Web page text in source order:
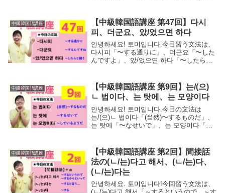
으로 똑똑히 봤다니...
中級韓国語講座
【中級韓国語講座 第47回】다시
피、더군요、았/었으면 하다
안녕하세요! 토미입니다.今日習う文法は、
다시피「〜する通りに」、더군요「〜した
んですよ」、았/었으면 하다「〜したらと
람이야.君も知っている通り、サンヒョク...
中級韓国語講座
【中級韓国語講座 第9回】는/(으)
ㄴ 법이다、는 탓에、는 모양이다
안녕하세요! 토미입니다.今日の文法は
는/(으)ㄴ 법이다「(当然)〜するものだ」、
는 탓에「〜なせいで」、는 모양이다「〜
なると、아는 만큼 보이는 법이다.知...
中級韓国語講座
【中級韓国語講座 第2回】間接話
法の(ㄴ/는)다고 해서、(ㄴ/는)다、
(ㄴ/는)다는
안녕하세요. 토미입니다!今回習う文法は、